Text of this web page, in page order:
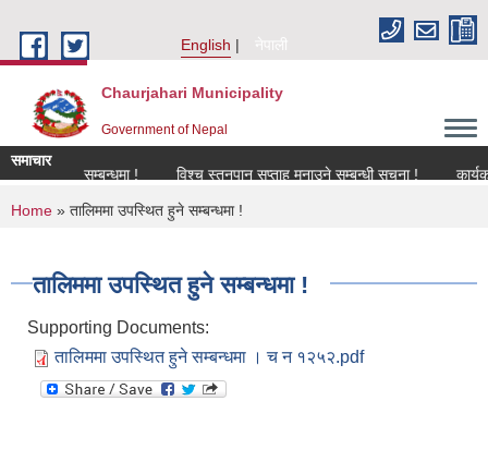
English
नेपाली
Chaurjahari Municipality
Government of Nepal
समाचार
सम्बन्धमा !
विश्च स्तनपान सप्ताह मनाउने सम्बन्धी सूचना !
You are here
Home » तालिममा उपस्थित हुने सम्बन्धमा !
तालिममा उपस्थित हुने सम्बन्धमा !
Supporting Documents:
तालिममा उपस्थित हुने सम्बन्धमा । च न १२५२.pdf